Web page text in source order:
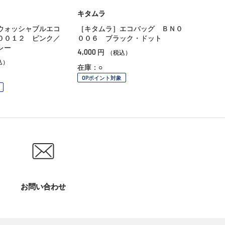
ォッシャブルエコ
０１２ ピンク／
ー
キタムラ
［キタムラ］エコバッグ ＢＮ０
００６ ブラック・ドット
4,000 円 （税込）
在庫：○
OPポイント対象
お問い合わせ